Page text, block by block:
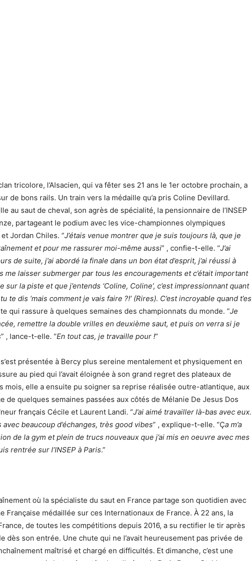
tricolore, l’Alsacien, qui va fêter ses 21 ans le 1er octobre prochain, a
de bons rails. Un train vers la médaille qu’a pris Coline Devillard.
au saut de cheval, son agrès de spécialité, la pensionnaire de l’INSEP
partageant le podium avec les vice-championnes olympiques
Jordan Chiles. “J’étais venue montrer que je suis toujours là, que je
et pour me rassurer moi-même aussi” , confie-t-elle. “J’ai
de suite, j’ai abordé la finale dans un bon état d’esprit, j’ai réussi à
me laisser submerger par tous les encouragements et c’était important
sur la piste et que j’entends ‘Coline, Coline’, c’est impressionnant quant
te dis ‘mais comment je vais faire ?!’ (Rires). C’est incroyable quand t’es
qui rassure à quelques semaines des championnats du monde. “Je
remettre la double vrilles en deuxième saut, et puis on verra si je
” , lance-t-elle. “En tout cas, je travaille pour !”
présentée à Bercy plus sereine mentalement et physiquement en
au pied qui l’avait éloignée à son grand regret des plateaux de
mois, elle a ensuite pu soigner sa reprise réalisée outre-atlantique, aux
de quelques semaines passées aux côtés de Mélanie De Jesus Dos
français Cécile et Laurent Landi. “J’ai aimé travailler là-bas avec eux.
beaucoup d’échanges, très good vibes” , explique-t-elle. “Ça m’a
de la gym et plein de trucs nouveaux que j’ai mis en oeuvre avec mes
rentrée sur l’INSEP à Paris.”
où la spécialiste du saut en France partage son quotidien avec
Française médaillée sur ces Internationaux de France. À 22 ans, la
de toutes les compétitions depuis 2016, a su rectifier le tir après
dès son entrée. Une chute qui ne l’avait heureusement pas privée de
maîtrisé et chargé en difficultés. Et dimanche, c’est une